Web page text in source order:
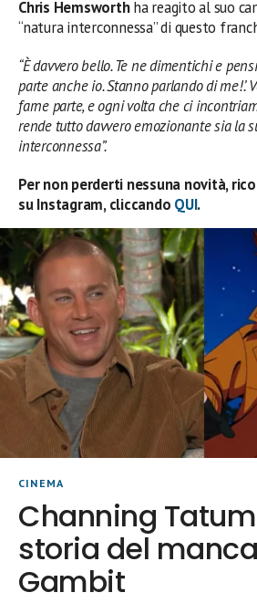
Chris Hemsworthha reagito al suo
“natura interconnessa” di questo
“È davvero bello. Te ne dimentichi e
parte anche io. Stanno parlando di me!’.
farne parte, e ogni volta che ci
rende tutto davvero emozionante sia la
interconnessa”.
Per non perderti nessuna novità,
su Instagram, cliccando QUI.
CINEMA
Channing
storia del
Gambit